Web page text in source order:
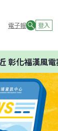
電子報 登入
化福漢風電